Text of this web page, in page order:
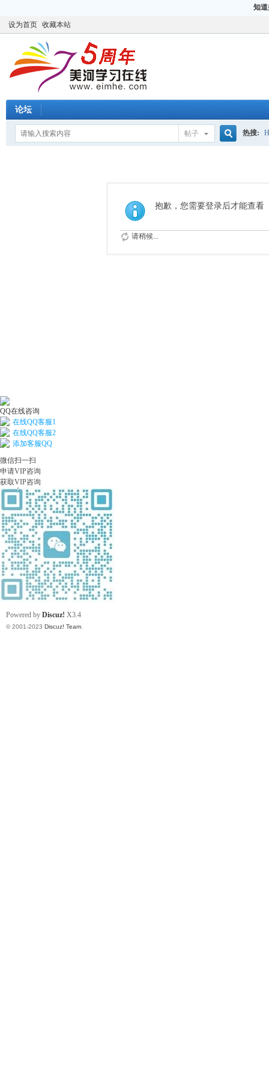
知
设为首页 收藏本站
论坛
帖子
索
热搜:
抱歉，您需要登录后才能查看
请稍候...
QQ在线咨询
在线QQ客服1
在线QQ客服2
添加客服QQ
微信扫一扫
申请VIP咨询
获取VIP咨询
Powered by Discuz! X3.4
© 2001-2023 Discuz! Team